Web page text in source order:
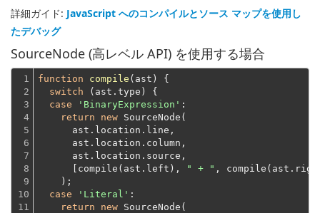
詳細ガイド: JavaScript へのコンパイルとソース マップを使用し
たデバッグ
SourceNode (高レベル API) を使用する場合
1
2
3
4
5
6
7
8
9
10
11
function compile ( ast ) {
switch (ast.type) {
case
'BinaryExpression' :
return
new SourceNode(
      ast.location.line,
      ast.location.column,
      ast.location.source,
      [compile(ast.left),
" + " ,
    );
case
'Literal' :
return
new SourceNode(